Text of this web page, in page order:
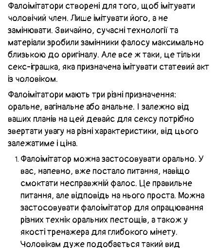
Фалоімітатори створені для того, щоб імітувати
чоловічий член. Лише імітувати його, а не
замінювати. Звичайно, сучасні технології та
матеріали зробили замінники фалосу максимально
близькою до оригіналу. Але все ж таки, це тільки
секс-іграшка, яка призначена імітувати статевий акт
із чоловіком.
Фалоімітатори мають три різні призначення:
оральне, вагінальне або анальне. І залежно від
ваших планів на цей девайс для сексу потрібно
звертати увагу на різні характеристики, від цього
залежатиме і ціна.
Фалоімітатор можна застосовувати орально. У
вас, напевно, вже постало питання, навіщо
смоктати несправжній фалос. Це правильне
питання, але відповідь на нього проста. Можна
застосовувати фалоімітатор для опрацювання
різних технік оральних пестощів, а також у
якості тренажера для глибокого мінету.
Чоловікам дуже подобається такий вид